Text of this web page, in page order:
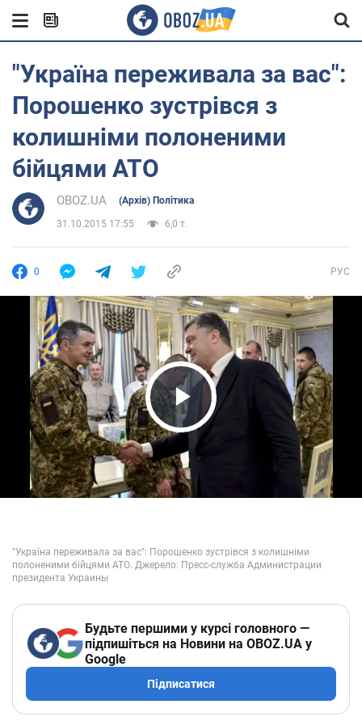
"Україна переживала за вас":
Порошенко зустрівся з
колишніми полоненими
бійцями АТО
OBOZ.UA (Архів) Політика
31.10.2015 17:55 6,0 т.
0 РУС
Play Video
Будьте першими у курсі головного —
підпишіться на Новини на OBOZ.UA у
Google
Підписатися